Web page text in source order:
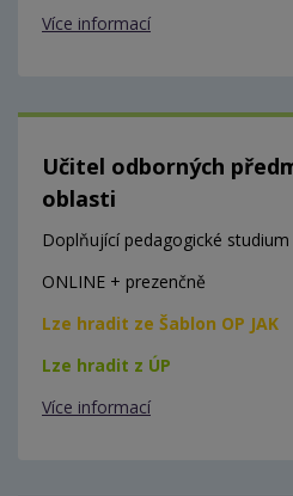
Více informací
Učitel odborných
oblasti
Doplňující pedagogické studium
ONLINE + prezenčně
Lze hradit ze Šablon OP JAK
Lze hradit z ÚP
Více informací